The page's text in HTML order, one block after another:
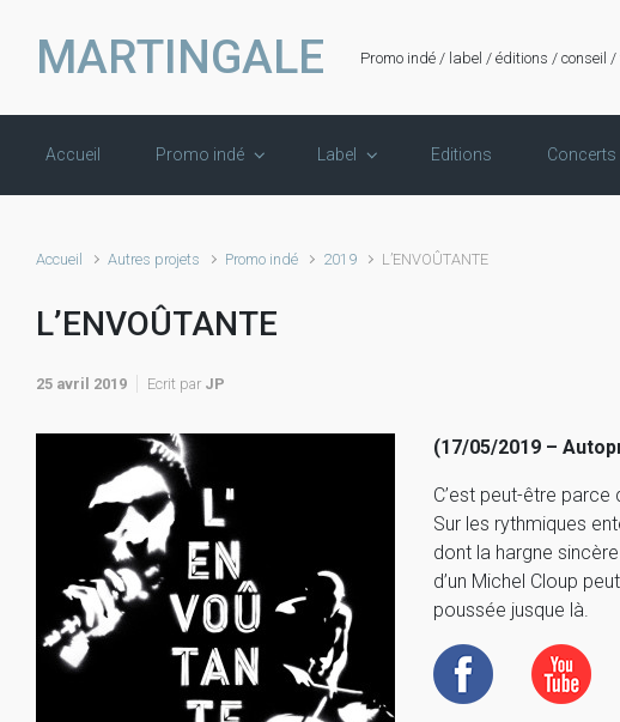
MARTINGALE Promo indé / label / éditions / conseil
Accueil Promo indé Label Editions Concerts
Accueil Autres projets Promo indé 2019 L’ENVOÛTANTE
L’ENVOÛTANTE
25 avril 2019 Ecrit par JP
(17/05/2019 –
C’est peut-être
Sur les rythmiques
dont la hargne
d’un Michel Cloup
poussée jusque là.